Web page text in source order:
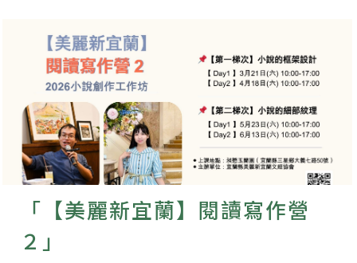
「【美麗新宜蘭】閱讀寫作營
２」